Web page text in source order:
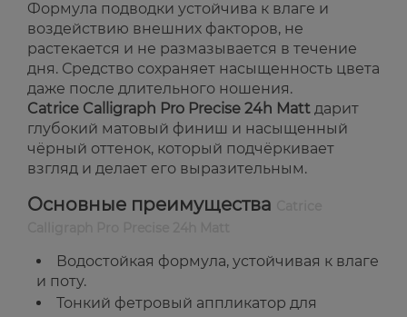
Формула подводки устойчива к влаге и
воздействию внешних факторов, не
растекается и не размазывается в течение
дня. Средство сохраняет насыщенность цвета
даже после длительного ношения.
Catrice Calligraph Pro Precise 24h Matt дарит
глубокий матовый финиш и насыщенный
чёрный оттенок, который подчёркивает
взгляд и делает его выразительным.
Основные преимущества
Водостойкая формула, устойчивая к влаге
и поту.
Тонкий фетровый аппликатор для